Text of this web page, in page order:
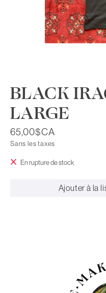
BLACK
LARGE
65,00$CA
Sans les taxes
En rupture de stock
Ajouter à la